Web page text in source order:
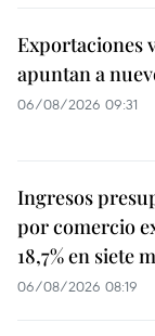
Exportaciones
apuntan a
06/08/2026 09:31
Ingresos
por comercio
18,7% en siete
06/08/2026 08:19